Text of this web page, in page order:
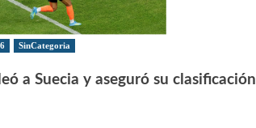
SinCategoria
a Suecia y aseguró su clasificación